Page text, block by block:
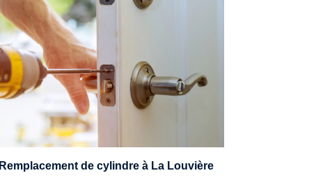
Un serrurier sera en mesure de choisir et
remplacer un cylindre standard, à 5
leviers ou à 3 leviers, Mul-T-Lock ou
encore multipoints.
Remplacement de cylindre à La Louvière